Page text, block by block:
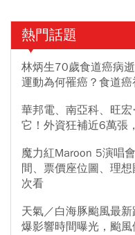
熱門話題
林炳生70歲食道癌病
運動為何罹癌？食道
華邦電、南亞科、旺
它！外資狂補近6萬張
魔力紅Maroon 5演唱
間、票價座位圖、理
次看
天氣／白海豚颱風最
爆影響時間曝光，颱